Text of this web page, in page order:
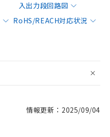
入出力段回路図
RoHS/REACH対応状況
情報更新：2025/09/04